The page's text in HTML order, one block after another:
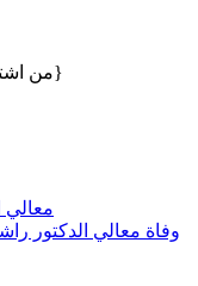
{من اشترى ما لا يحتاج إليه باع ما يحتاج إليه}
معالي
وفاة معالي الدكتور